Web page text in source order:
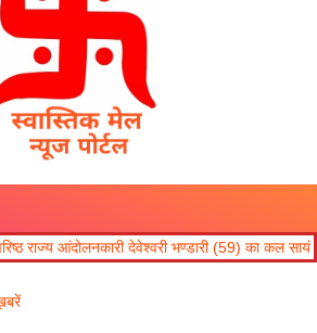
देवेश्वरी भण्डारी (59) का कल सायं असक्मात निधन।